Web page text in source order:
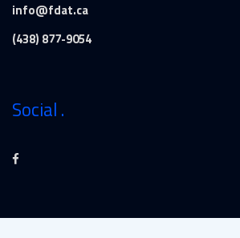
info@fdat.ca
(438) 877-9054
Social